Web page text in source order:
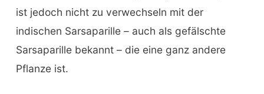
ist jedoch nicht zu verwechseln mit der
indischen Sarsaparille – auch als gefälschte
Sarsaparille bekannt – die eine ganz andere
Pflanze ist.